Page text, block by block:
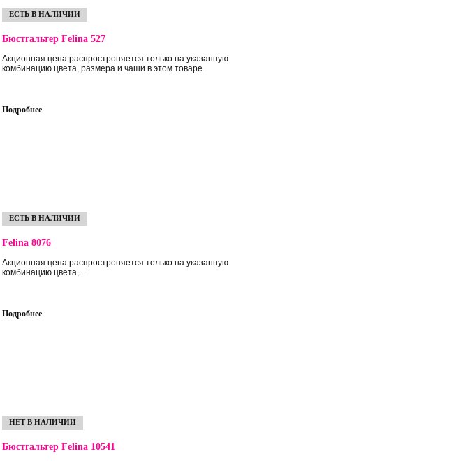
ЕСТЬ В НАЛИЧИИ
Бюстгальтер Felina 527
Акционная цена распростроняется только на указанную
комбинацию цвета, размера и чаши в этом товаре.
Подробнее
ЕСТЬ В НАЛИЧИИ
Felina 8076
Акционная цена распростроняется только на указанную
комбинацию цвета,...
Подробнее
НЕТ В НАЛИЧИИ
Бюстгальтер Felina 10541